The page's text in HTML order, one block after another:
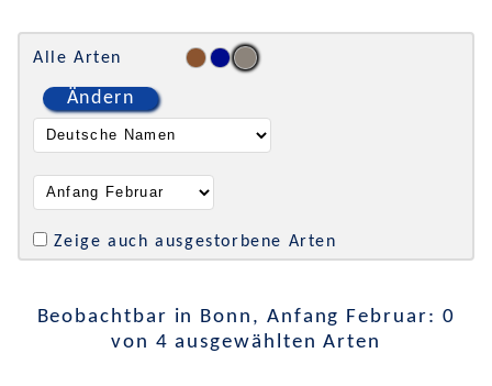
Alle Arten
Ändern
Zeige auch ausgestorbene Arten
Beobachtbar in Bonn, Anfang Februar: 0
von 4 ausgewählten Arten